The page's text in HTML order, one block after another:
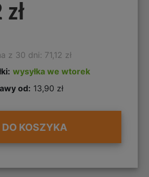
z 30 dni: 71,12 zł
wysyłka we wtorek
od: 13,90 zł
DO KOSZYKA